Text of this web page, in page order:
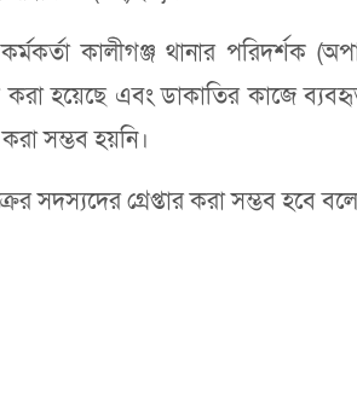
কালীগঞ্জ থানার পরিদর্শক
করা হয়েছে এবং ডাকাতির কাজে
সম্ভব হয়নি।
সদস্যদের গ্রেপ্তার করা সম্ভব হবে